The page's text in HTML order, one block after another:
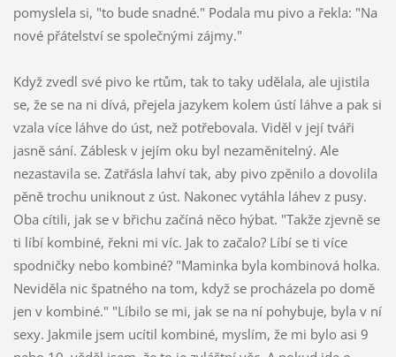
pomyslela si, "to bude snadné." Podala mu pivo a řekla: "Na
nové přátelství se společnými zájmy."
Když zvedl své pivo ke rtům, tak to taky udělala, ale ujistila
se, že se na ni dívá, přejela jazykem kolem ústí láhve a pak si
vzala více láhve do úst, než potřebovala. Viděl v její tváři
jasně sání. Záblesk v jejím oku byl nezaměnitelný. Ale
nezastavila se. Zatřásla lahví tak, aby pivo zpěnilo a dovolila
pěně trochu uniknout z úst. Nakonec vytáhla láhev z pusy.
Oba cítili, jak se v břichu začíná něco hýbat. "Takže zjevně se
ti líbí kombiné, řekni mi víc. Jak to začalo? Líbí se ti více
spodničky nebo kombiné? "Maminka byla kombinová holka.
Neviděla nic špatného na tom, když se procházela po domě
jen v kombiné." "Líbilo se mi, jak se na ní pohybuje, byla v ní
sexy. Jakmile jsem ucítil kombiné, myslím, že mi bylo asi 9